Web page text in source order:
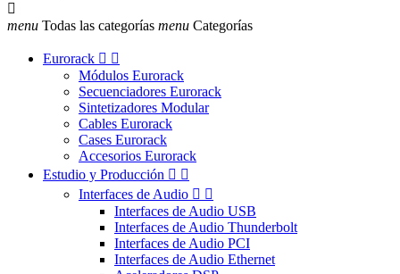

menu Todas las categorías menu Categorías
Eurorack  
Módulos Eurorack
Secuenciadores Eurorack
Sintetizadores Modular
Cables Eurorack
Cases Eurorack
Accesorios Eurorack
Estudio y Producción  
Interfaces de Audio  
Interfaces de Audio USB
Interfaces de Audio Thunderbolt
Interfaces de Audio PCI
Interfaces de Audio Ethernet